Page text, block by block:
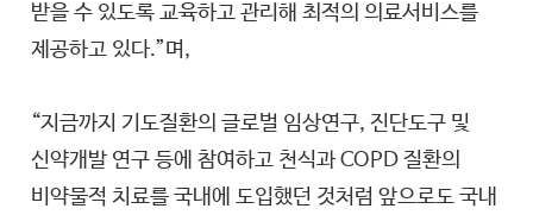
받을 수 있도록 교육하고 관리해 최적의 의료서비스를
제공하고 있다.”며,
“지금까지 기도질환의 글로벌 임상연구, 진단도구 및
신약개발 연구 등에 참여하고 천식과 COPD 질환의
비약물적 치료를 국내에 도입했던 것처럼 앞으로도 국내